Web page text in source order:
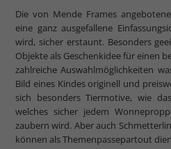
Die von Mende Frames
eine ganz ausgefallene
wird, sicher erstaunt. Besonders
Objekte als Geschenkidee für einen
zahlreiche Auswahlmöglichkeiten
Bild eines Kindes originell und
sich besonders Tiermotive, wie
welches sicher jedem
zaubern wird. Aber auch
können als Themenpassepartout